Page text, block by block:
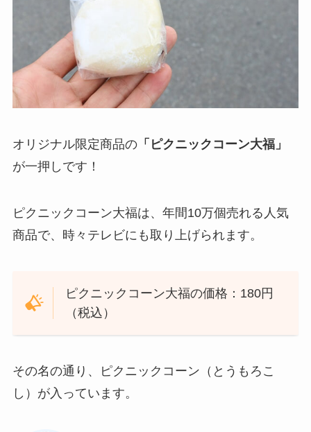
オリジナル限定商品の「ピクニックコーン大福」
が一押しです！
ピクニックコーン大福は、年間10万個売れる人気
商品で、時々テレビにも取り上げられます。
ピクニックコーン大福の価格：180円
（税込）
その名の通り、ピクニックコーン（とうもろこ
し）が入っています。